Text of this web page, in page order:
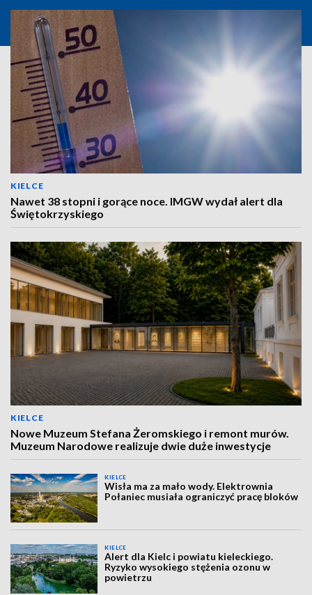
KIELCE
Nawet 38 stopni i gorące noce. IMGW wydał alert dla
Świętokrzyskiego
KIELCE
Nowe Muzeum Stefana Żeromskiego i remont murów.
Muzeum Narodowe realizuje dwie duże inwestycje
KIELCE
Wisła ma za mało wody. Elektrownia
Połaniec musiała ograniczyć pracę bloków
KIELCE
Alert dla Kielc i powiatu kieleckiego.
Ryzyko wysokiego stężenia ozonu w
powietrzu